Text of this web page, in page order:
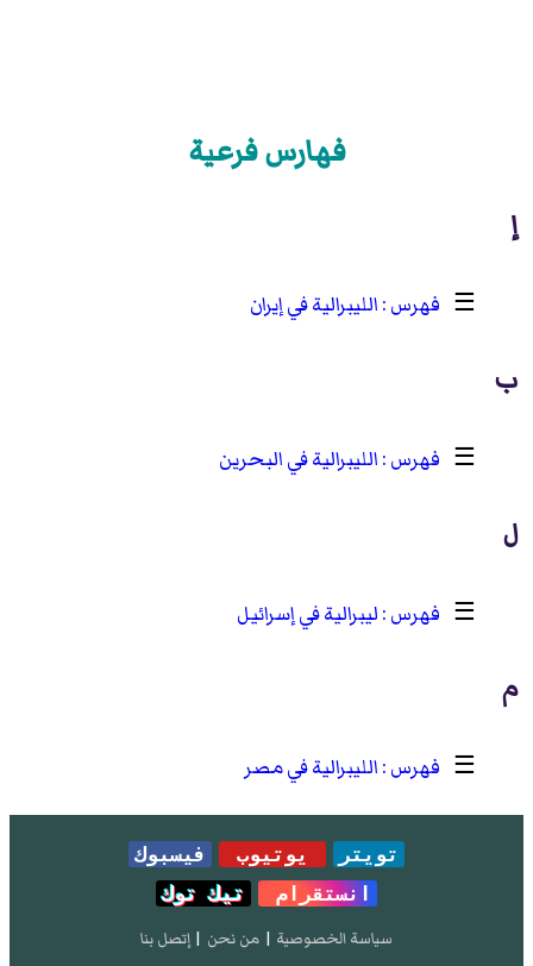
فهارس فرعية
إ
☰ الليبرالية في إيران
ب
☰ الليبرالية في البحرين
ل
☰ ليبرالية في إسرائيل
م
☰ الليبرالية في مصر
تويتر يوتيوب
فيسبوك
انستقرام
تيك توك
سياسة الخصوصية | من نحن | إتصل بنا